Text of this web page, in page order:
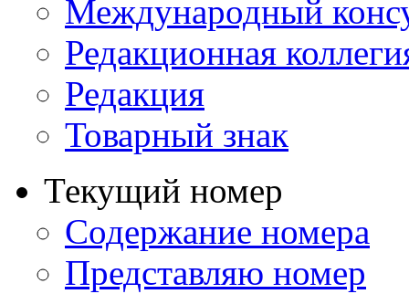
Международный
Редакционная
Редакция
Товарный знак
Текущий номер
Содержание номера
Представляю номер